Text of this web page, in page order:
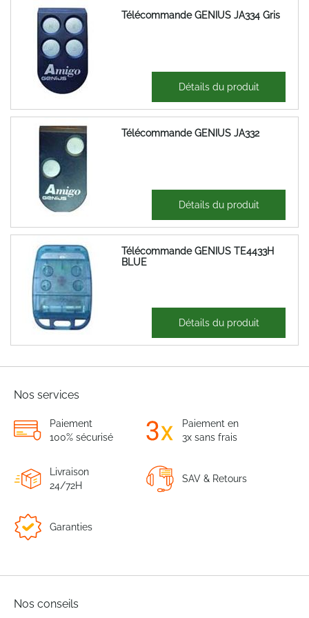
Télécommande GENIUS JA334 Gris
59,44 €
49,53 € Détails du produit
Télécommande GENIUS JA332
49,22 €
41,02 € Détails du produit
Télécommande GENIUS TE4433H
BLUE
47,77 €
39,81 € Détails du produit
Nos services
Paiement
100% sécurisé
Paiement en
3x sans frais
Livraison
24/72H
SAV & Retours
Garanties
Nos conseils